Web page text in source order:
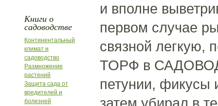
Книги о
садоводстве
Континентальный
климат и
садоводство
Размножение
растений
Защита сада от
вредителей и
болезней
и вполне
первом случае
связной легкую,
ТОРФ в
петунии, фикусы